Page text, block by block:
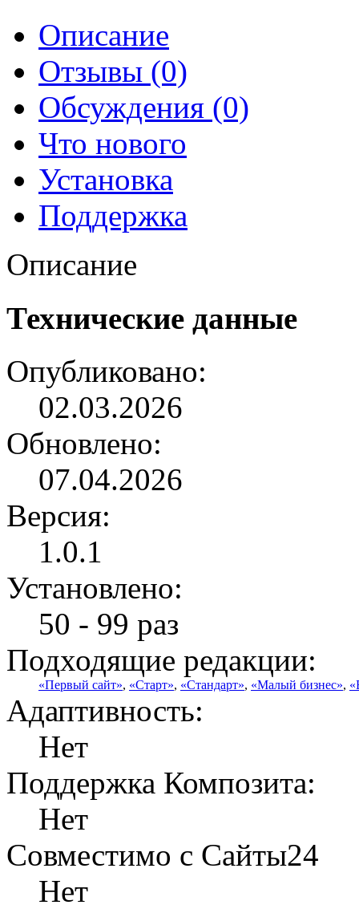
Описание
Отзывы (0)
Обсуждения (0)
Что нового
Установка
Поддержка
Описание
Технические данные
Опубликовано:
02.03.2026
Обновлено:
07.04.2026
Версия:
1.0.1
Установлено:
50 - 99 раз
Подходящие редакции:
«Первый сайт», «Старт», «Стандарт», «Малый бизнес»,
Адаптивность:
Нет
Поддержка Композита:
Нет
Совместимо с Сайты24
Нет